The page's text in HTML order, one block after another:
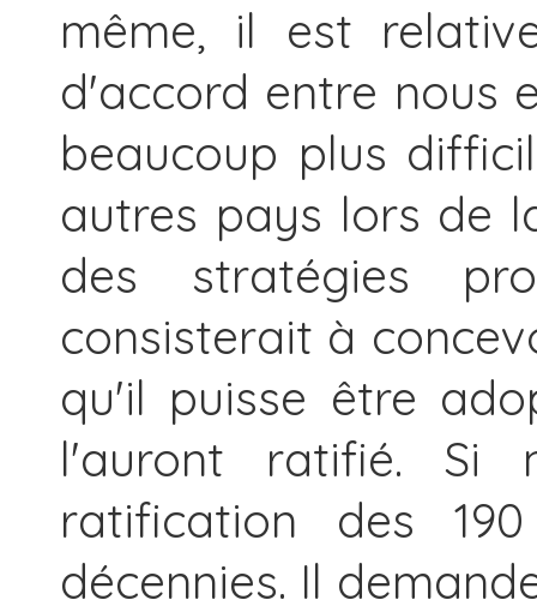
même, il est
d'accord entre nous
beaucoup plus
autres pays lors de
des stratégies
consisterait à
qu'il puisse être
l'auront ratifié. Si
ratification des
décennies. Il